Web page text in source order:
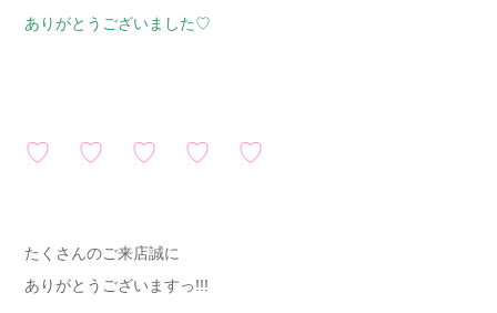
ありがとうございました♡
♡ ♡ ♡ ♡ ♡
たくさんのご来店誠に
ありがとうございますっ!!!